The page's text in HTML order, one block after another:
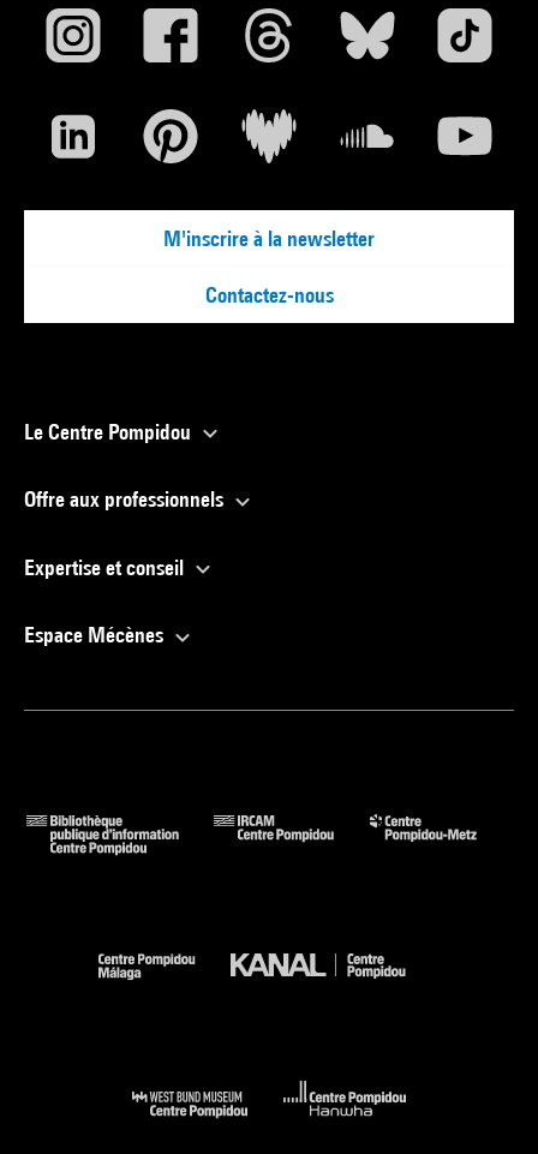
M'inscrire à la newsletter
Contactez-nous
Le Centre Pompidou
Offre aux professionnels
Expertise et conseil
Espace Mécènes